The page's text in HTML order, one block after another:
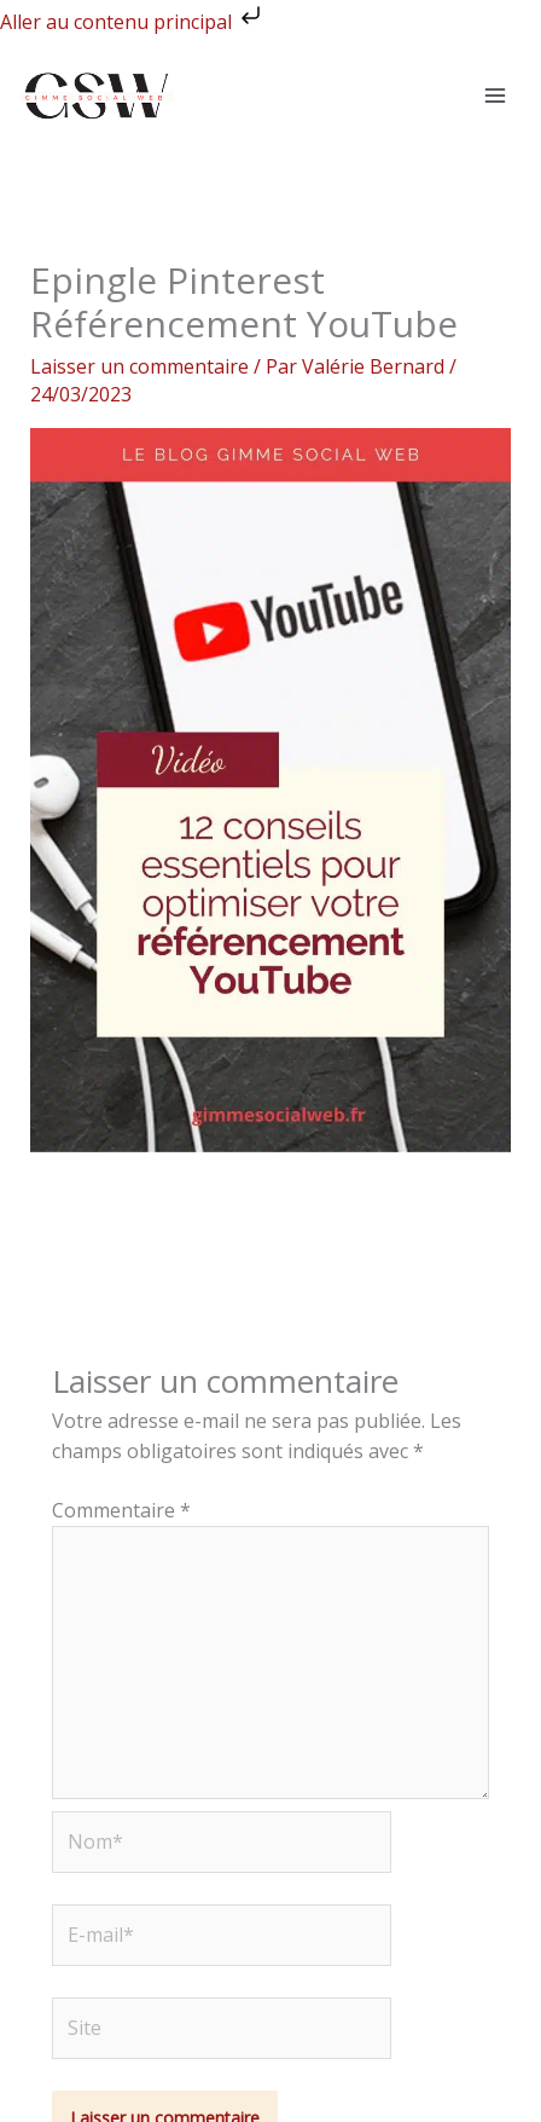
Aller au contenu principal
Aller
contenu
Epingle Pinterest
Référencement YouTube
Laisser un commentaire / ParValérie Bernard /
24/03/2023
Laisser un commentaire
Votre adresse e-mail ne sera pas publiée. Les
champs obligatoires sont indiqués avec *
Commentaire *
mail*